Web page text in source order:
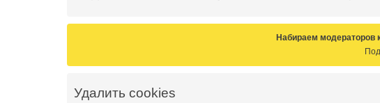
Набираем модераторов
Удалить cookies